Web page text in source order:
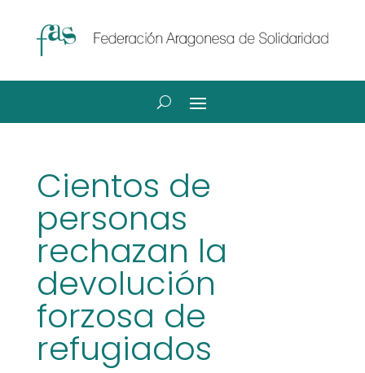
Cientos de
personas
rechazan la
devolución
forzosa de
refugiados